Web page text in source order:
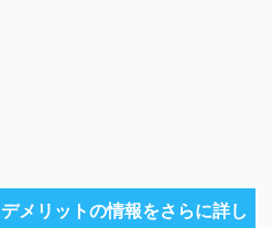
メリットの情報をさらに詳し